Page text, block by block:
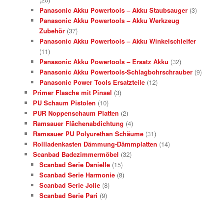
Panasonic Akku Powertools – Akku Staubsauger (3)
Panasonic Akku Powertools – Akku Werkzeug
Zubehör (37)
Panasonic Akku Powertools – Akku Winkelschleifer
(11)
Panasonic Akku Powertools – Ersatz Akku (32)
Panasonic Akku Powertools-Schlagbohrschrauber (9)
Panasonic Power Tools Ersatzteile (12)
Primer Flasche mit Pinsel (3)
PU Schaum Pistolen (10)
PUR Noppenschaum Platten (2)
Ramsauer Flächenabdichtung (4)
Ramsauer PU Polyurethan Schäume (31)
Rollladenkasten Dämmung-Dämmplatten (14)
Scanbad Badezimmermöbel (32)
Scanbad Serie Danielle (15)
Scanbad Serie Harmonie (8)
Scanbad Serie Jolie (8)
Scanbad Serie Pari (9)